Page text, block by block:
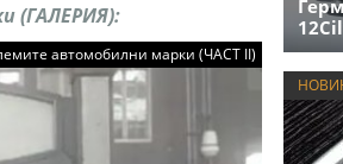
(ГАЛЕРИЯ):
автомобилни марки (ЧАСТ II)